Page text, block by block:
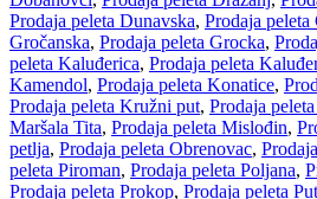
Prodaja peleta Dunavska, Prodaja peleta
Gročanska, Prodaja peleta Grocka,
peleta Kaluđerica, Prodaja peleta
Kamendol, Prodaja peleta Konatice,
Prodaja peleta Kružni put, Prodaja
Maršala Tita, Prodaja peleta Mislođin,
petlja, Prodaja peleta Obrenovac,
peleta Piroman, Prodaja peleta Poljana,
Prodaja peleta Prokop, Prodaja peleta